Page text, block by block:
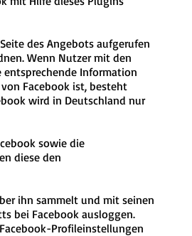
des Angebots aufgerufen
Wenn Nutzer mit den
Information
Facebook ist, besteht
wird in Deutschland nur
sowie die
diese den
ihn sammelt und mit seinen
bei Facebook ausloggen.
Profileinstellungen